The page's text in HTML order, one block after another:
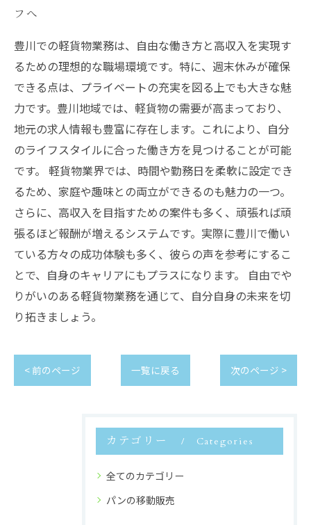
フへ
豊川での軽貨物業務は、自由な働き方と高収入を実現す
るための理想的な職場環境です。特に、週末休みが確保
できる点は、プライベートの充実を図る上でも大きな魅
力です。豊川地域では、軽貨物の需要が高まっており、
地元の求人情報も豊富に存在します。これにより、自分
のライフスタイルに合った働き方を見つけることが可能
です。 軽貨物業界では、時間や勤務日を柔軟に設定でき
るため、家庭や趣味との両立ができるのも魅力の一つ。
さらに、高収入を目指すための案件も多く、頑張れば頑
張るほど報酬が増えるシステムです。実際に豊川で働い
ている方々の成功体験も多く、彼らの声を参考にするこ
とで、自身のキャリアにもプラスになります。 自由でや
りがいのある軽貨物業務を通じて、自分自身の未来を切
り拓きましょう。
< 前のページ 一覧に戻る 次のページ >
カテゴリー Categories
全てのカテゴリー
パンの移動販売